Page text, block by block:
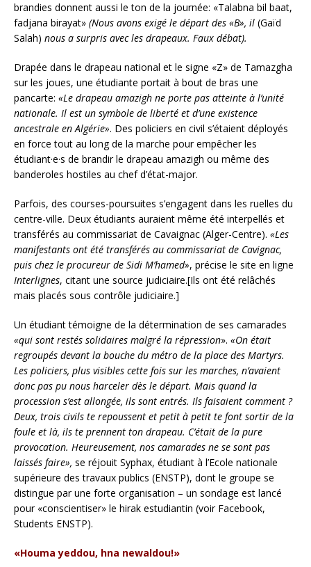
brandies donnent aussi le ton de la journée: «Talabna bil baat,
fadjana birayat» (Nous avons exigé le départ des «B», il (Gaïd
Salah) nous a surpris avec les drapeaux. Faux débat).
Drapée dans le drapeau national et le signe «Z» de Tamazgha
sur les joues, une étudiante portait à bout de bras une
pancarte: «Le drapeau amazigh ne porte pas atteinte à l’unité
nationale. Il est un symbole de liberté et d’une existence
ancestrale en Algérie». Des policiers en civil s’étaient déployés
en force tout au long de la marche pour empêcher les
étudiant·e·s de brandir le drapeau amazigh ou même des
banderoles hostiles au chef d’état-major.
Parfois, des courses-poursuites s’engagent dans les ruelles du
centre-ville. Deux étudiants auraient même été interpellés et
transférés au commissariat de Cavaignac (Alger-Centre). «Les
manifestants ont été transférés au commissariat de Cavignac,
puis chez le procureur de Sidi M’hamed», précise le site en ligne
Interlignes, citant une source judiciaire.[Ils ont été relâchés
mais placés sous contrôle judiciaire.]
Un étudiant témoigne de la détermination de ses camarades
«qui sont restés solidaires malgré la répression». «On était
regroupés devant la bouche du métro de la place des Martyrs.
Les policiers, plus visibles cette fois sur les marches, n’avaient
donc pas pu nous harceler dès le départ. Mais quand la
procession s’est allongée, ils sont entrés. Ils faisaient comment ?
Deux, trois civils te repoussent et petit à petit te font sortir de la
foule et là, ils te prennent ton drapeau. C’était de la pure
provocation. Heureusement, nos camarades ne se sont pas
laissés faire», se réjouit Syphax, étudiant à l’Ecole nationale
supérieure des travaux publics (ENSTP), dont le groupe se
distingue par une forte organisation – un sondage est lancé
pour «conscientiser» le hirak estudiantin (voir Facebook,
Students ENSTP).
«Houma yeddou, hna newaldou!»